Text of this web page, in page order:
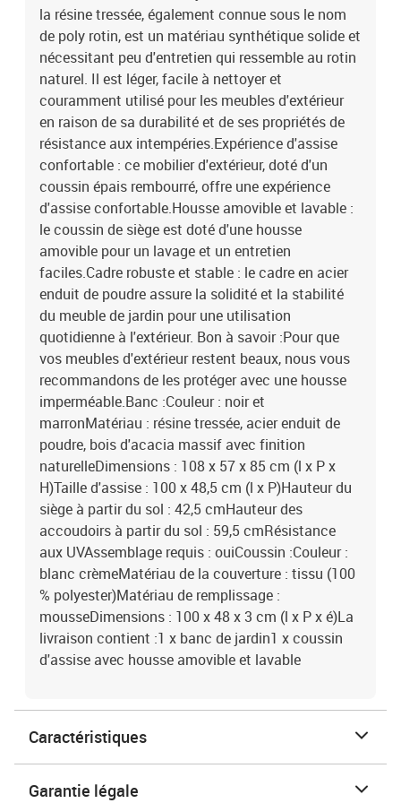
la résine tressée, également connue sous le nom
de poly rotin, est un matériau synthétique solide et
nécessitant peu d'entretien qui ressemble au rotin
naturel. Il est léger, facile à nettoyer et
couramment utilisé pour les meubles d'extérieur
en raison de sa durabilité et de ses propriétés de
résistance aux intempéries.Expérience d'assise
confortable : ce mobilier d'extérieur, doté d'un
coussin épais rembourré, offre une expérience
d'assise confortable.Housse amovible et lavable :
le coussin de siège est doté d'une housse
amovible pour un lavage et un entretien
faciles.Cadre robuste et stable : le cadre en acier
enduit de poudre assure la solidité et la stabilité
du meuble de jardin pour une utilisation
quotidienne à l'extérieur. Bon à savoir :Pour que
vos meubles d'extérieur restent beaux, nous vous
recommandons de les protéger avec une housse
imperméable.Banc :Couleur : noir et
marronMatériau : résine tressée, acier enduit de
poudre, bois d'acacia massif avec finition
naturelleDimensions : 108 x 57 x 85 cm (l x P x
H)Taille d'assise : 100 x 48,5 cm (l x P)Hauteur du
siège à partir du sol : 42,5 cmHauteur des
accoudoirs à partir du sol : 59,5 cmRésistance
aux UVAssemblage requis : ouiCoussin :Couleur :
blanc crèmeMatériau de la couverture : tissu (100
% polyester)Matériau de remplissage :
mousseDimensions : 100 x 48 x 3 cm (l x P x é)La
livraison contient :1 x banc de jardin1 x coussin
d'assise avec housse amovible et lavable
Caractéristiques
Garantie légale